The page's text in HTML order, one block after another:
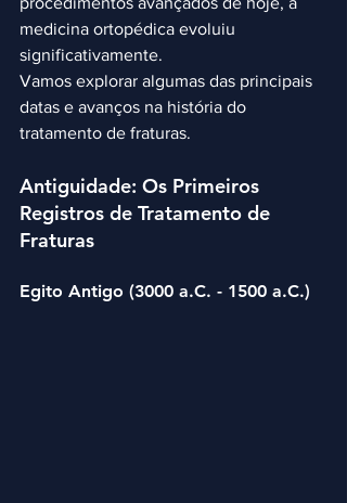
medicina ortopédica evoluiu
significativamente.
Vamos explorar algumas das principais
datas e avanços na história do
tratamento de fraturas.
Antiguidade: Os Primeiros
Registros de Tratamento de
Fraturas
Egito Antigo (3000 a.C. - 1500 a.C.)